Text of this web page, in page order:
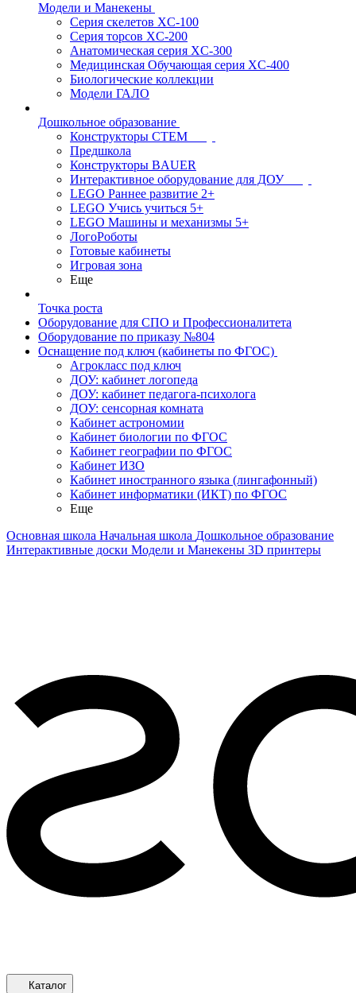
Модели и Манекены
Серия скелетов XC-100
Серия торсов XC-200
Анатомическая серия XC-300
Медицинская Обучающая серия XC-400
Биологические коллекции
Модели ГАЛО
Дошкольное образование
Конструкторы СТЕМ
Предшкола
Конструкторы BAUER
Интерактивное оборудование для ДОУ
LEGO Раннее развитие 2+
LEGO Учись учиться 5+
LEGO Машины и механизмы 5+
ЛогоРоботы
Готовые кабинеты
Игровая зона
Еще
Точка роста
Оборудование для СПО и Профессионалитета
Оборудование по приказу №804
Оснащение под ключ (кабинеты по ФГОС)
Агрокласс под ключ
ДОУ: кабинет логопеда
ДОУ: кабинет педагога-психолога
ДОУ: сенсорная комната
Кабинет астрономии
Кабинет биологии по ФГОС
Кабинет географии по ФГОС
Кабинет ИЗО
Кабинет иностранного языка (лингафонный)
Кабинет информатики (ИКТ) по ФГОС
Еще
Основная школа Начальная школа Дошкольное образование
Интерактивные доски Модели и Манекены 3D принтеры
Каталог